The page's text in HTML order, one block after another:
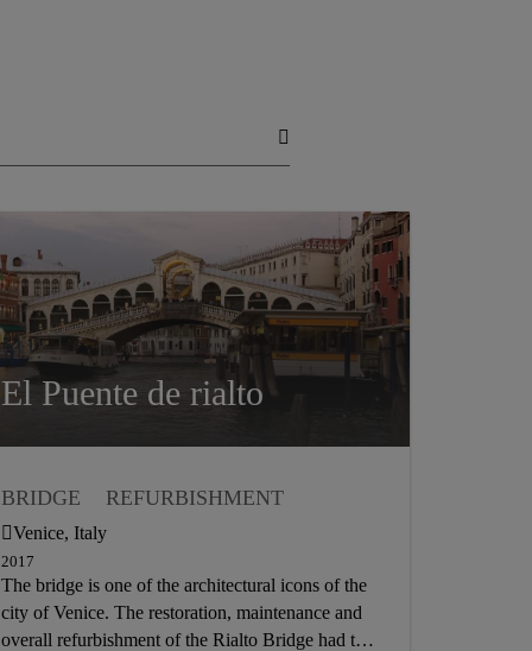
El Puente de rialto
BRIDGE
REFURBISHMENT
CHEMICAL ANCHORING
INJECTION
STRUCTURAL STRENGTHENING
REPAIR
EXTERIOR
Venice, Italy
2017
The bridge is one of the architectural icons of the
city of Venice. The restoration, maintenance and
overall refurbishment of the Rialto Bridge had to